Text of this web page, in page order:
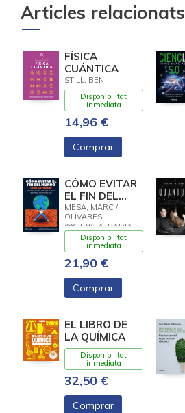
Articles relacionats
FÍSICA
CUÁNTICA
STILL, BEN
Disponibilitat
inmediata
14,96 €
Comprar
CÓMO EVITAR
EL FIN DEL
MUNDO (CON
LA FÍSICA)
MESA, MARC /
OLIVARES
(@CIENCIA_RADIACTIVA),
Disponibilitat
inmediata
21,90 €
Comprar
EL LIBRO DE
LA QUÍMICA
Disponibilitat
inmediata
32,50 €
Comprar